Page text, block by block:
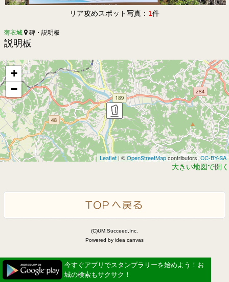
リア攻めスポット写真： 1件
薄衣城 碑・説明板
説明板
+
−
Leaflet | ©OpenStreetMapcontributors, CC-BY-SA
大きい地図で開く
(C)UM.Succeed,Inc.
Powered by idea canvas
今すぐアプリでスタンプラリーを始めよう！お
城の検索もサクサク！